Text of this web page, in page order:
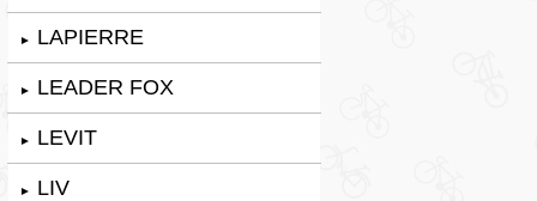
► LAPIERRE
► LEADER FOX
► LEVIT
► LIV